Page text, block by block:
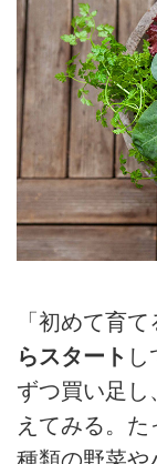
「初めて育て
らスタート
ずつ買い足し
えてみる。
種類の野菜や